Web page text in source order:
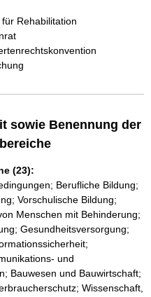
Rehabilitation
sowie Benennung der
(23):
Berufliche Bildung;
Vorschulische Bildung;
Menschen mit Behinderung;
Gesundheitsversorgung;
und
Bauwesen und Bauwirtschaft;
Wissenschaft,